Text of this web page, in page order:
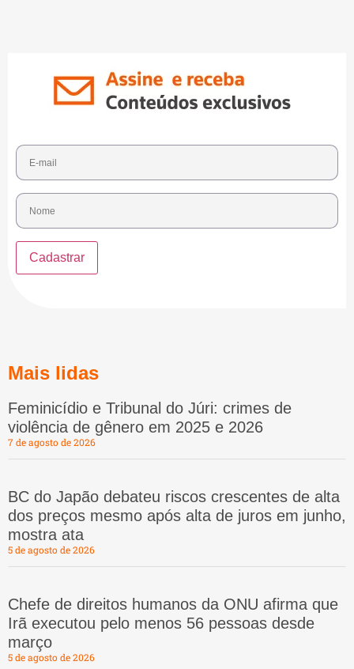
Mais lidas
Feminicídio e Tribunal do Júri: crimes de
violência de gênero em 2025 e 2026
7 de agosto de 2026
BC do Japão debateu riscos crescentes de alta
dos preços mesmo após alta de juros em junho,
mostra ata
5 de agosto de 2026
Chefe de direitos humanos da ONU afirma que
Irã executou pelo menos 56 pessoas desde
março
5 de agosto de 2026